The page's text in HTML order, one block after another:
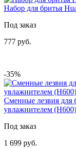
Набор для бритья
Под заказ
777 руб.
-35%
Сменные лезвия для
увлажнителем
Под заказ
1 699 руб.